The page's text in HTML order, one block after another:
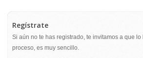
Regístrate
Si aún no te has registrado, te invitamos a que lo
proceso, es muy sencillo.